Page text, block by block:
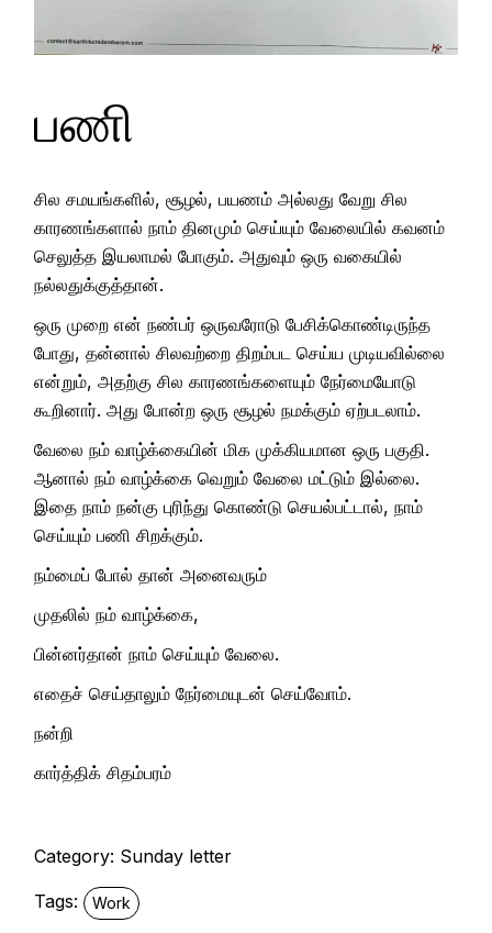
பணி
சில சமயங்களில், சூழல், பயணம் அல்லது வேறு சில
காரணங்களால் நாம் தினமும் செய்யும் வேலையில் கவனம்
செலுத்த இயலாமல் போகும். அதுவும் ஒரு வகையில்
நல்லதுக்குத்தான்.
ஒரு முறை என் நண்பர் ஒருவரோடு பேசிக்கொண்டிருந்த
போது, தன்னால் சிலவற்றை திறம்பட செய்ய முடியவில்லை
என்றும், அதற்கு சில காரணங்களையும் நேர்மையோடு
கூறினார். அது போன்ற ஒரு சூழல் நமக்கும் ஏற்படலாம்.
வேலை நம் வாழ்க்கையின் மிக முக்கியமான ஒரு பகுதி.
ஆனால் நம் வாழ்க்கை வெறும் வேலை மட்டும் இல்லை.
இதை நாம் நன்கு புரிந்து கொண்டு செயல்பட்டால், நாம்
செய்யும் பணி சிறக்கும்.
நம்மைப் போல் தான் அனைவரும்
முதலில் நம் வாழ்க்கை,
பின்னர்தான் நாம் செய்யும் வேலை.
எதைச் செய்தாலும் நேர்மையுடன் செய்வோம்.
நன்றி
கார்த்திக் சிதம்பரம்
Category: Sunday letter
Tags: Work